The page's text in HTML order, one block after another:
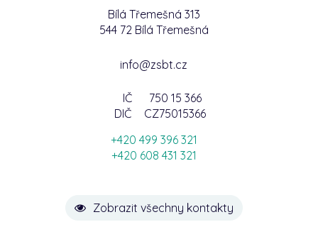
Bílá Třemešná 313
544 72 Bílá Třemešná
info@zsbt.cz
IČ
750 15 366
DIČ
CZ75015366
+420 499 396 321
+420 608 431 321
Zobrazit všechny kontakty